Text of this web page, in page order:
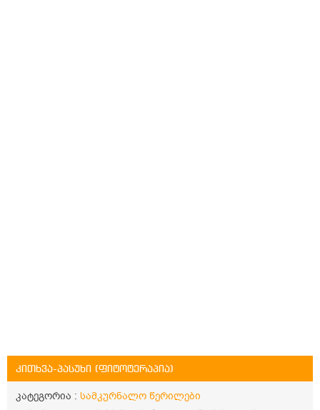
კითხვა-პასუხი (ფიტოტერაპია)
კატეგორია : სამკურნალო წერილები